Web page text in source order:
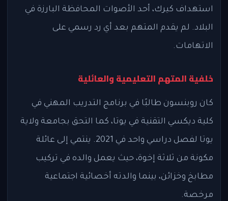
استهداف كيرك، أحد الأصوات المحافظة البارزة في
البلاد. لم يقدم المتهم بعد أي رد رسمي على
الاتهامات.
خلفية المتهم التعليمية والعائلية
كان روبنسون طالبًا في برنامج التدريب المهني في
كلية ديكسي التقنية في يوتا، كما التحق بجامعة ولاية
يوتا لفصل دراسي واحد في 2021. ينتمي إلى عائلة
مكونة من ثلاثة إخوة، حيث يعمل والده في تركيب
مطابخ وخزائن، بينما والدته أخصائية اجتماعية
مرخصة.